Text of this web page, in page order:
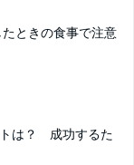
ときの食事で注意
は？ 成功するた